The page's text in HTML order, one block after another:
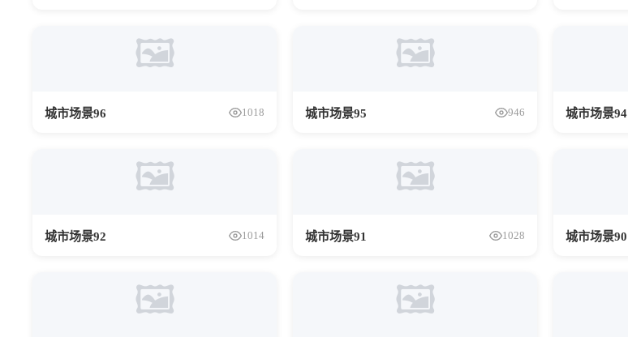
🖼️
城市场景96 1018
🖼️
城市场景95 946 城市场景94
🖼️
城市场景92 1014
🖼️
城市场景91 1028 城市场景90
🖼️ 🖼️